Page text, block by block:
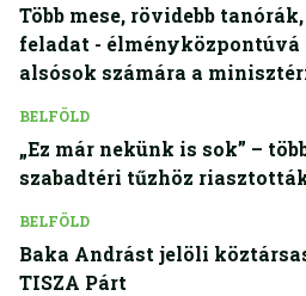
Több mese, rövidebb
feladat - élményközpontúvá
alsósok számára a
BELFÖLD
„Ez már nekünk is sok” –
szabadtéri tűzhöz
BELFÖLD
Baka Andrást jelöli
TISZA Párt